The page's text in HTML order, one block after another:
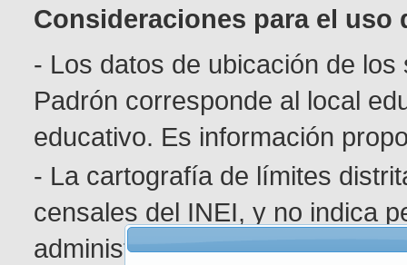
Consideraciones para el uso
- Los datos de ubicación de
Padrón corresponde al local
educativo. Es información
- La cartografía de límites
censales del INEI, y no indica
administrativa determinada.